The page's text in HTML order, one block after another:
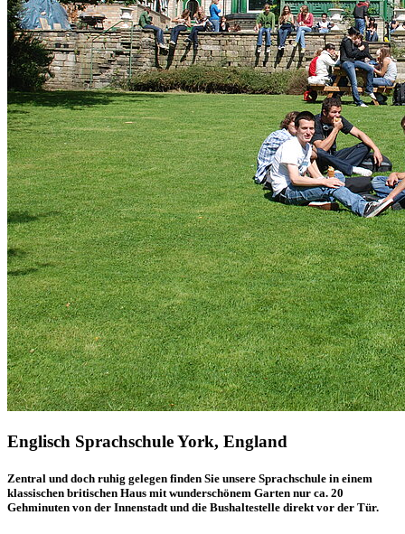
Englisch Sprachschule York, England
Zentral und doch ruhig gelegen finden Sie unsere Sprachschule in einem
klassischen britischen Haus mit wunderschönem Garten nur ca. 20
Gehminuten von der Innenstadt und die Bushaltestelle direkt vor der Tür.